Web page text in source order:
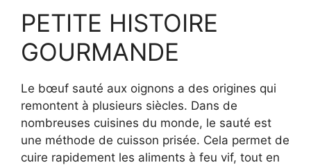
PETITE HISTOIRE
GOURMANDE
Le bœuf sauté aux oignons a des origines qui
remontent à plusieurs siècles. Dans de
nombreuses cuisines du monde, le sauté est
une méthode de cuisson prisée. Cela permet de
cuire rapidement les aliments à feu vif, tout en